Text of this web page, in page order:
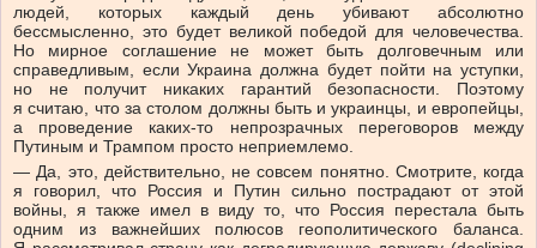
людей, которых каждый день убивают абсолютно
бессмысленно, это будет великой победой для человечества.
Но мирное соглашение не может быть долговечным или
справедливым, если Украина должна будет пойти на уступки,
но не получит никаких гарантий безопасности. Поэтому
я считаю, что за столом должны быть и украинцы, и европейцы,
а проведение каких-то непрозрачных переговоров между
Путиным и Трампом просто неприемлемо.
— Да, это, действительно, не совсем понятно. Смотрите, когда
я говорил, что Россия и Путин сильно пострадают от этой
войны, я также имел в виду то, что Россия перестала быть
одним из важнейших полюсов геополитического баланса.